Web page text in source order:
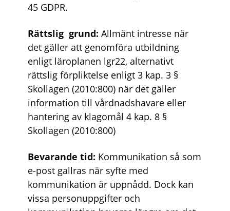
45 GDPR.
Rättslig grund: Allmänt intresse när
det gäller att genomföra utbildning
enligt läroplanen lgr22, alternativt
rättslig förpliktelse enligt 3 kap. 3 §
Skollagen (2010:800) när det gäller
information till vårdnadshavare eller
hantering av klagomål 4 kap. 8 §
Skollagen (2010:800)
Bevarande tid: Kommunikation så som
e-post gallras när syfte med
kommunikation är uppnådd. Dock kan
vissa personuppgifter och